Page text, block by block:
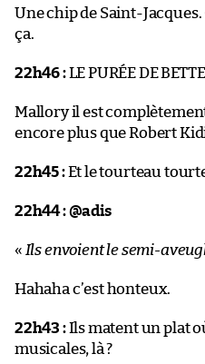
Une chip de Saint-Jacques.
ça.
22h46 :LE PURÉE DE
Mallory il est
encore plus que Robert
22h45 :Et le tourteau
22h44 :@adis
« Ils envoient le semi-
Hahaha c’est honteux.
22h43 :Ils matent un plat
musicales, là ?